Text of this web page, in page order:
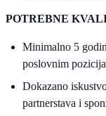
POTREBNE
Minimalno 5
poslovnim
Dokazano
partnerstava i